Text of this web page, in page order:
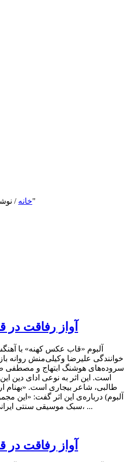
خانه / نوشته دارای تگ : "فرهاد اصلانی"
آواز رفاقت
آلبوم «قاب عکس کهنه» با
خوانندگی علیرضا وکیلی‌منش روانه
سروده‌های هوشنگ ابتهاج و مصطفی
است. این اثر به نوعی ادای دین
طالبی، شاعر بیجاری است. «بهنام
سبک موسیقی سنتی ایرانی است. فرهاد اصلانی، ...
آواز رفاقت